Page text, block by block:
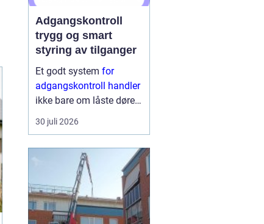
Adgangskontroll
trygg og smart
styring av tilganger
Et godt system for
adgangskontroll handler
ikke bare om låste dører.
Det handler om å ha
oversikt, kunne styre
sikre mennesker, verdier
og informasjon på en
ryddig måte. Moderne
lø...
30 juli 2026